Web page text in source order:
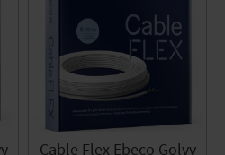
Cable Flex Ebeco Golvv